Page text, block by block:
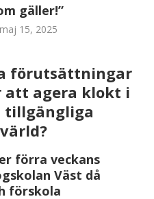
gäller!”
maj 15, 2025
förutsättningar
agera klokt i
tillgängliga
förra veckans
Väst då
förskola